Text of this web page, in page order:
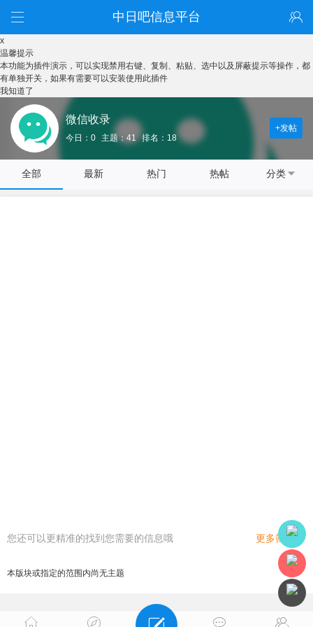
中日吧信息平台
x
温馨提示
本功能为插件演示，可以实现禁用右键、复制、粘贴、选中以及屏蔽提示等操作，都
有单独开关，如果有需要可以安装使用此插件
我知道了
微信收录
今日：0 主题：41 排名：18
+发帖
全部 最新 热门 热帖 分类
您还可以更精准的找到您需要的信息哦 更多筛选
本版块或指定的范围内尚无主题